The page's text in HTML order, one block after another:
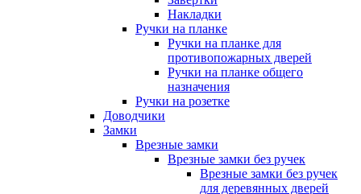
Накладки
Ручки на планке
Ручки на планке для
противопожарных дверей
Ручки на планке общего
назначения
Ручки на розетке
Доводчики
Замки
Врезные замки
Врезные замки без ручек
Врезные замки без ручек
для деревянных дверей